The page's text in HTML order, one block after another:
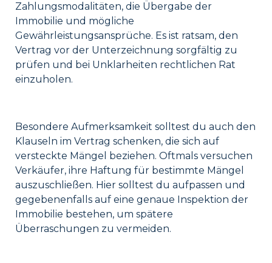
Zahlungsmodalitäten, die Übergabe der
Immobilie und mögliche
Gewährleistungsansprüche. Es ist ratsam, den
Vertrag vor der Unterzeichnung sorgfältig zu
prüfen und bei Unklarheiten rechtlichen Rat
einzuholen.
Besondere Aufmerksamkeit solltest du auch den
Klauseln im Vertrag schenken, die sich auf
versteckte Mängel beziehen. Oftmals versuchen
Verkäufer, ihre Haftung für bestimmte Mängel
auszuschließen. Hier solltest du aufpassen und
gegebenenfalls auf eine genaue Inspektion der
Immobilie bestehen, um spätere
Überraschungen zu vermeiden.